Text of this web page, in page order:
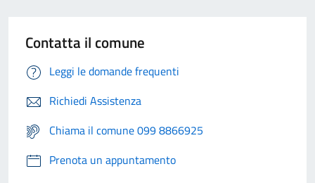
Contatta il comune
Leggi le domande frequenti
Richiedi Assistenza
Chiama il comune 099 8866925
Prenota un appuntamento